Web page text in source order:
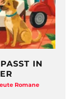
IN
Romane